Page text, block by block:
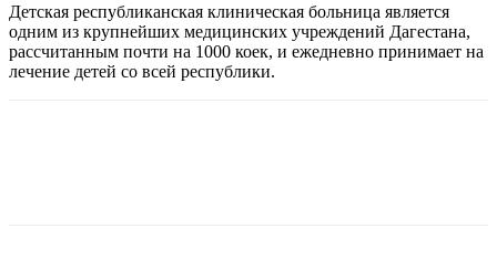
Детская республиканская клиническая больница является
одним из крупнейших медицинских учреждений Дагестана,
рассчитанным почти на 1000 коек, и ежедневно принимает на
лечение детей со всей республики.